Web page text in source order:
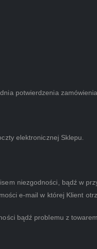
potwierdzenia zamówienia.
elektronicznej Sklepu.
niezgodności, bądź w
e-mail w której Klient
bądź problemu z